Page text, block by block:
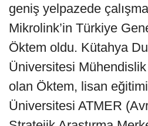
geniş yelpazede
Mikrolink’in Türkiye
Öktem oldu. Kütahya
Üniversitesi
olan Öktem, lisan
Üniversitesi ATMER